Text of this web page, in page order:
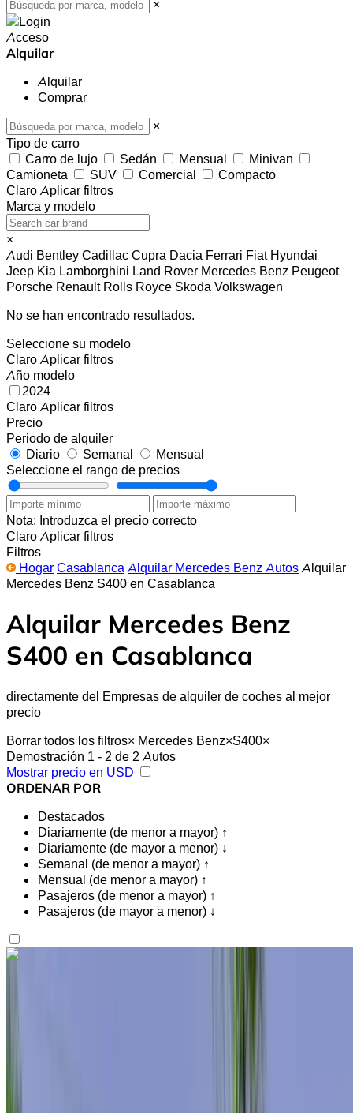
×
Acceso
Alquilar
Alquilar
Comprar
×
Tipo de carro
Carro de lujo
Sedán Mensual
Minivan
Camioneta
SUV Comercial
Compacto
Claro Aplicar filtros
Marca y modelo
×
Audi Bentley Cadillac Cupra Dacia Ferrari Fiat Hyundai
Jeep Kia Lamborghini Land Rover Mercedes Benz Peugeot
Porsche Renault Rolls Royce Skoda Volkswagen
No se han encontrado resultados.
Seleccione su modelo
Claro Aplicar filtros
Año modelo
2024
Claro Aplicar filtros
Precio
Periodo de alquiler
Diario
Semanal
Mensual
Seleccione el rango de precios
Nota: Introduzca el precio correcto
Claro Aplicar filtros
Filtros
Hogar Casablanca Alquilar Mercedes Benz Autos Alquilar
Mercedes Benz S400 en Casablanca
Alquilar Mercedes Benz
S400 en Casablanca
directamente del Empresas de alquiler de coches al mejor
precio
Borrar todos los filtros× Mercedes Benz×S400×
Demostración 1 - 2 de 2 Autos
Mostrar precio en USD
ORDENAR POR
Destacados
Diariamente (de menor a mayor) ↑
Diariamente (de mayor a menor) ↓
Semanal (de menor a mayor) ↑
Mensual (de menor a mayor) ↑
Pasajeros (de menor a mayor) ↑
Pasajeros (de mayor a menor) ↓
¿Te gusta lo que ves?